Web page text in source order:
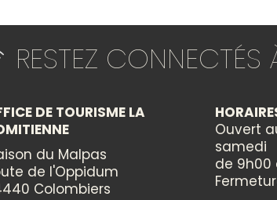
ET LE SUD
THÈMES
CATÉGORIES
RESTEZ CONNECTÉS
DE TOURISME LA
du Malpas
de l'Oppidum
Colombiers
Ouvert
samedi
de 9h00